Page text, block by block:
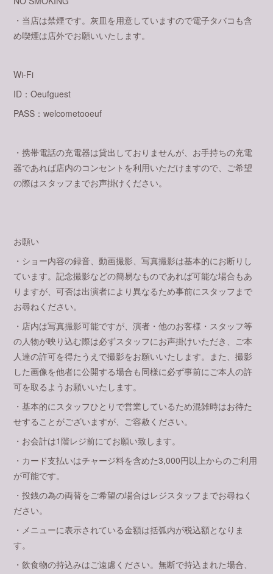
・当店は禁煙です。灰皿を用意していますので電子タバコも含
め喫煙は店外でお願いいたします。
Wi-Fi
ID：Oeufguest
PASS：welcometooeuf
・携帯電話の充電器は貸出しておりませんが、お手持ちの充電
器であれば店内のコンセントを利用いただけますので、ご希望
の際はスタッフまでお声掛けください。
お願い
・ショー内容の録音、動画撮影、写真撮影は基本的にお断りし
ています。記念撮影などの簡易なものであれば可能な場合もあ
りますが、可否は出演者により異なるため事前にスタッフまで
お尋ねください。
・店内は写真撮影可能ですが、演者・他のお客様・スタッフ等
の人物が映り込む際は必ずスタッフにお声掛けいただき、ご本
人達の許可を得たうえで撮影をお願いいたします。また、撮影
した画像を他者に公開する場合も同様に必ず事前にご本人の許
可を取るようお願いいたします。
・基本的にスタッフひとりで営業しているため混雑時はお待た
せすることがございますが、ご容赦ください。
・お会計は1階レジ前にてお願い致します。
・カード支払いはチャージ料を含めた3,000円以上からのご利用
が可能です。
・投銭の為の両替をご希望の場合はレジスタッフまでお尋ねく
ださい。
・メニューに表示されている金額は括弧内が税込額となりま
す。
・飲食物の持込みはご遠慮ください。無断で持込まれた場合、